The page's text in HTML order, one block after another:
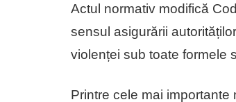
Actul normativ modifică
sensul asigurării
violenței sub toate formele
Printre cele mai